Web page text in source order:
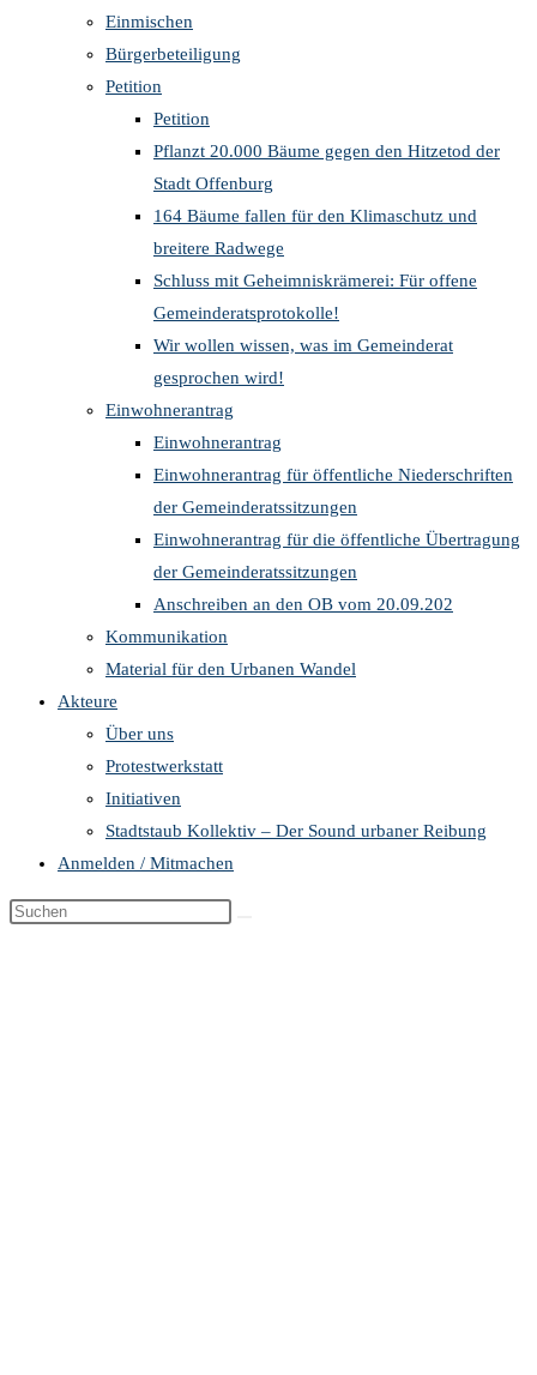
Einmischen
Bürgerbeteiligung
Petition
Petition
Pflanzt 20.000 Bäume gegen den Hitzetod der
Stadt Offenburg
164 Bäume fallen für den Klimaschutz und
breitere Radwege
Schluss mit Geheimniskrämerei: Für offene
Gemeinderatsprotokolle!
Wir wollen wissen, was im Gemeinderat
gesprochen wird!
Einwohnerantrag
Einwohnerantrag
Einwohnerantrag für öffentliche Niederschriften
der Gemeinderatssitzungen
Einwohnerantrag für die öffentliche Übertragung
der Gemeinderatssitzungen
Anschreiben an den OB vom 20.09.202
Kommunikation
Material für den Urbanen Wandel
Akteure
Über uns
Protestwerkstatt
Initiativen
Stadtstaub Kollektiv – Der Sound urbaner Reibung
Anmelden / Mitmachen
Diese